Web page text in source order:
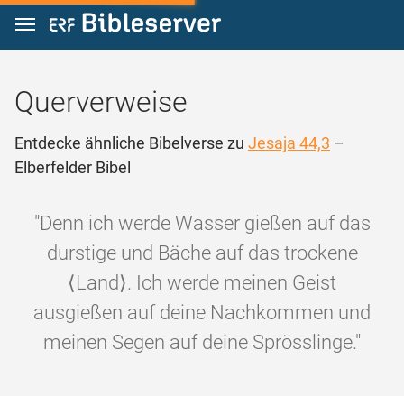
Zum Inhalt springen
Querverweise
Entdecke ähnliche Bibelverse zu Jesaja 44,3 –
Elberfelder Bibel
"Denn ich werde Wasser gießen auf das
durstige und Bäche auf das trockene
⟨Land⟩. Ich werde meinen Geist
ausgießen auf deine Nachkommen und
meinen Segen auf deine Sprösslinge."